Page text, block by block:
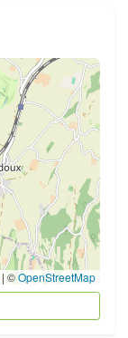
| ©OpenStreetMap